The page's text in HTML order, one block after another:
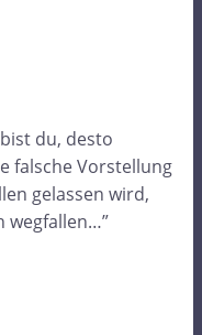
du, desto
falsche Vorstellung
gelassen wird,
wegfallen…”